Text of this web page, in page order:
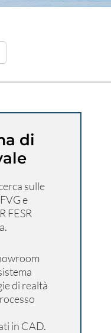
di
sulle
e
FESR
di realtà
in CAD.